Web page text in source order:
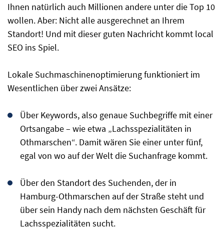
Ihnen natürlich auch Millionen andere unter die Top 10
wollen. Aber: Nicht alle ausgerechnet an Ihrem
Standort! Und mit dieser guten Nachricht kommt local
SEO ins Spiel.
Lokale Suchmaschinenoptimierung funktioniert im
Wesentlichen über zwei Ansätze:
Über Keywords, also genaue Suchbegriffe mit einer
Ortsangabe – wie etwa „Lachsspezialitäten in
Othmarschen“. Damit wären Sie einer unter fünf,
egal von wo auf der Welt die Suchanfrage kommt.
Über den Standort des Suchenden, der in
Hamburg-Othmarschen auf der Straße steht und
über sein Handy nach dem nächsten Geschäft für
Lachsspezialitäten sucht.